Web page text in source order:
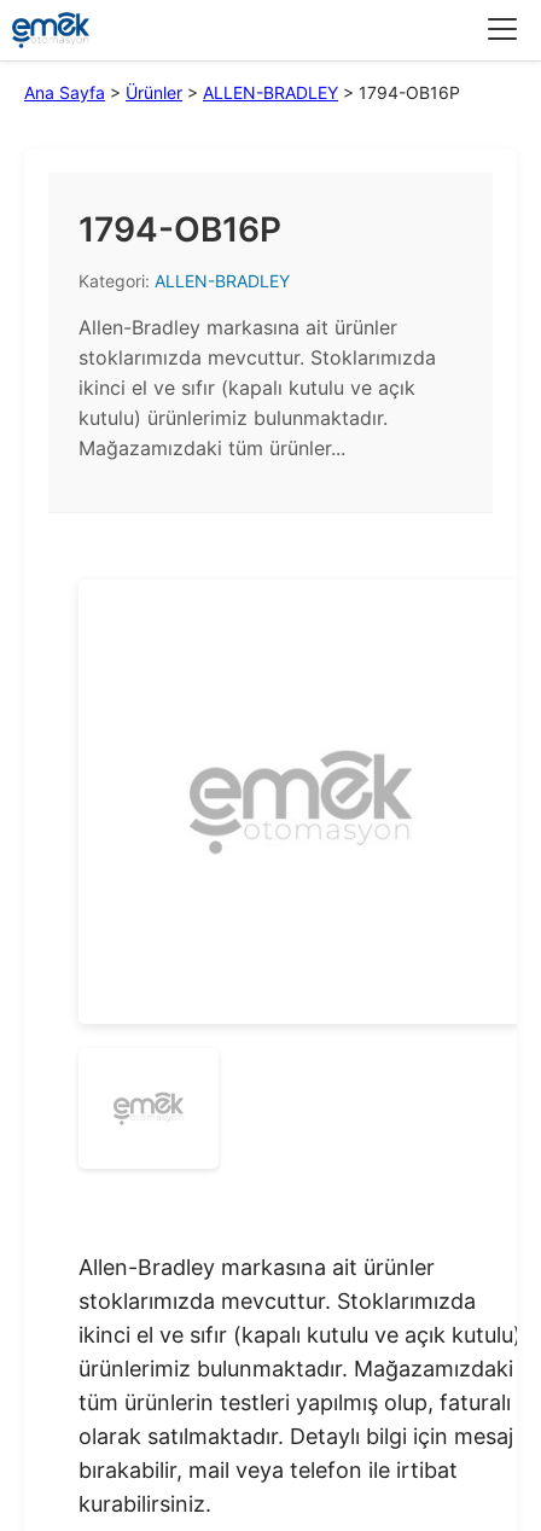
Ana Sayfa > Ürünler > ALLEN-BRADLEY > 1794-OB16P
1794-OB16P
Kategori: ALLEN-BRADLEY
Allen-Bradley markasına ait ürünler
stoklarımızda mevcuttur. Stoklarımızda
ikinci el ve sıfır (kapalı kutulu ve açık
kutulu) ürünlerimiz bulunmaktadır.​
Mağazamızdaki tüm ürünler...
Allen-Bradley markasına ait ürünler
stoklarımızda mevcuttur. Stoklarımızda
ikinci el ve sıfır (kapalı kutulu ve açık kutulu)
ürünlerimiz bulunmaktadır.​ Mağazamızdaki
tüm ürünlerin testleri yapılmış olup, faturalı
olarak satılmaktadır. Detaylı bilgi için mesaj
bırakabilir, mail veya telefon ile irtibat
kurabilirsiniz.